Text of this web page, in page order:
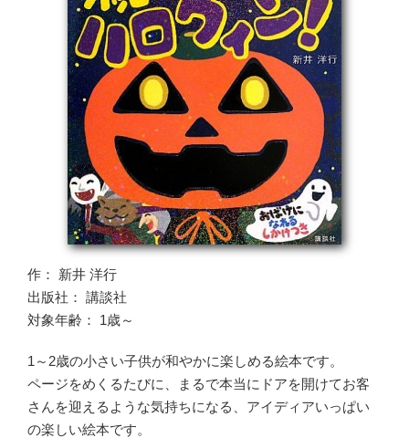
作： 新井 洋行
出版社： 講談社
対象年齢： 1歳～
1～2歳の小さい子供が和やかに楽しめる絵本です。
ページをめくるたびに、まるで本当にドアを開けてお客
さんを迎えるような気持ちになる、アイディアいっぱい
の楽しい絵本です。